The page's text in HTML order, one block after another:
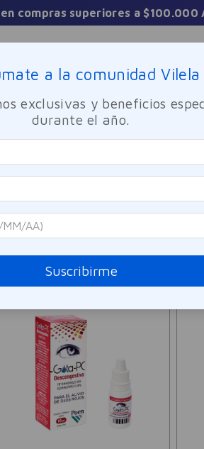
Cuotas sin interés en toda la tienda
CUIDADO PERSONAL
a la comunidad Vilela
exclusivas y beneficios
durante el año.
Suscribirme